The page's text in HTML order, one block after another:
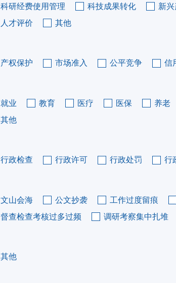
科研经费使用管理 科技成果转化 新
人才评价
其他
产权保护 市场准入 公平竞争 信
就业 教育 医疗 医保 养老
其他
行政检查 行政许可 行政处罚 行
文山会海 公文抄袭 工作过度留痕
督查检查考核过多过频
调研考察集中扎堆
其他